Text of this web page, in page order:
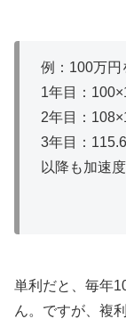
例：100万円
1年目：
2年目：
3年目：
以降も加速
単利だと、毎年
ん。ですが、複